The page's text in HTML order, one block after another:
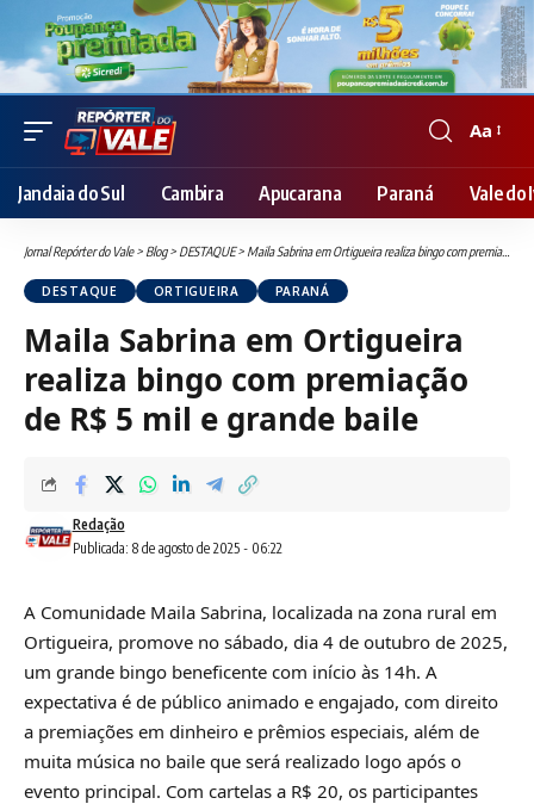
Font
Resizer
Aa
Jandaia do Sul Cambira Apucarana Paraná Vale do
Jornal Repórter do Vale> Blog> DESTAQUE> Maila Sabrina em Ortigueira realiza bingo com premiação de R$ 5 mil e grande baile
DESTAQUE ORTIGUEIRA PARANÁ
Maila Sabrina em Ortigueira
realiza bingo com premiação
de R$ 5 mil e grande baile
Publicada: 8 de agosto de 2025 - 06:22
Redação
A Comunidade Maila Sabrina, localizada na zona rural em
Ortigueira, promove no sábado, dia 4 de outubro de 2025,
um grande bingo beneficente com início às 14h. A
expectativa é de público animado e engajado, com direito
a premiações em dinheiro e prêmios especiais, além de
muita música no baile que será realizado logo após o
evento principal. Com cartelas a R$ 20, os participantes